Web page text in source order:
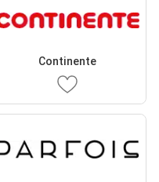
Continente